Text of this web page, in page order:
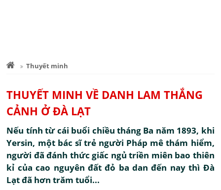
Thuyết minh
THUYẾT MINH VỀ DANH LAM THẮNG
CẢNH Ở ĐÀ LẠT
Nếu tính từ cái buổi chiều tháng Ba năm 1893, khi
Yersin, một bác sĩ trẻ người Pháp mê thám hiểm,
người đã đánh thức giấc ngủ triền miên bao thiên
kỉ của cao nguyên đất đỏ ba dan đến nay thì Đà
Lạt đã hơn trăm tuổi...